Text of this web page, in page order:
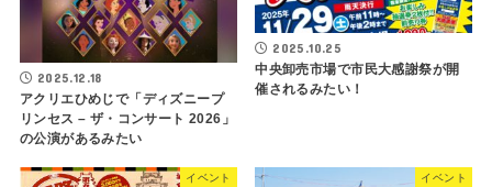
2025.12.18
アクリエひめじで「ディズニープ
リンセス – ザ・コンサート 2026」
の公演があるみたい
2025.10.25
中央卸売市場で市民大感謝祭が開
催されるみたい！
イベント イベント